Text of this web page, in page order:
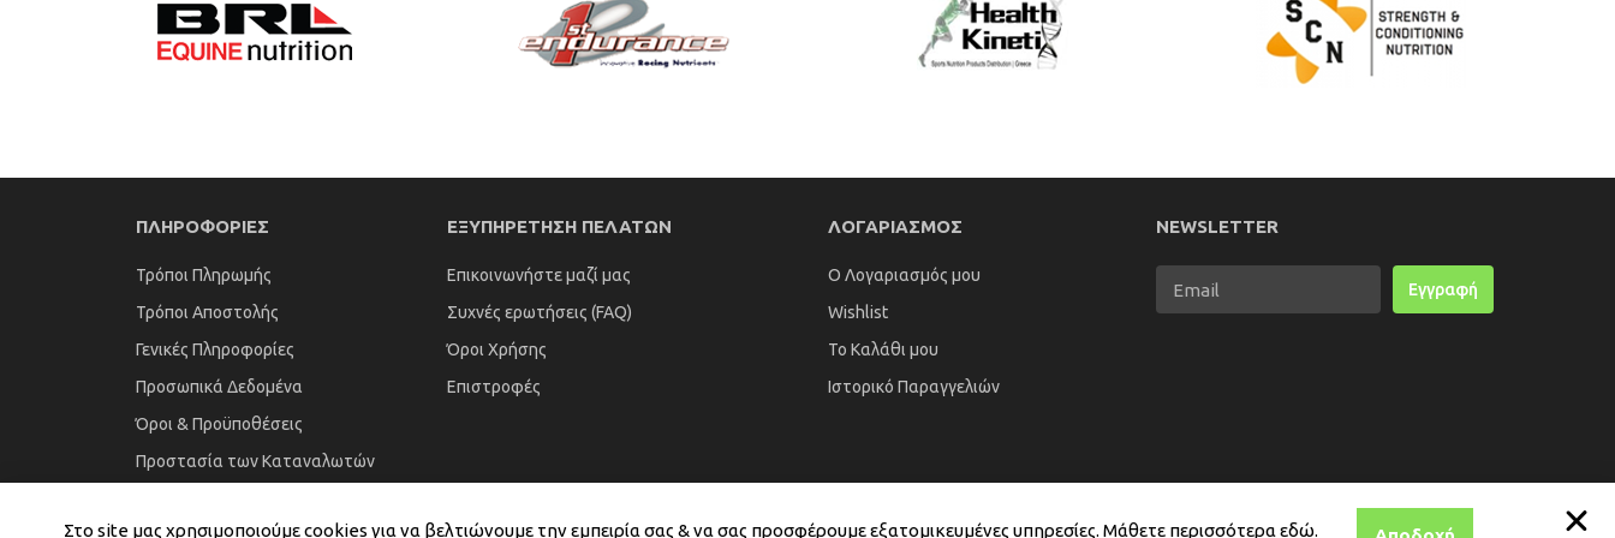
ΠΛΗΡΟΦΟΡΙΕΣ
Τρόποι Πληρωμής
Τρόποι Αποστολής
Γενικές Πληροφορίες
Προσωπικά Δεδομένα
Όροι & Προϋποθέσεις
Προστασία των Καταναλωτών
ΕΞΥΠΗΡΕΤΗΣΗ ΠΕΛΑΤΩΝ
Επικοινωνήστε μαζί μας
Συχνές ερωτήσεις (FAQ)
Όροι Χρήσης
Επιστροφές
ΛΟΓΑΡΙΑΣΜΟΣ
Ο Λογαριασμός μου
Wishlist
Το Καλάθι μου
Ιστορικό Παραγγελιών
NEWSLETTER
Εγγραφή
Στο site μας χρησιμοποιούμε cookies για να βελτιώνουμε την εμπειρία σας & να σας προσφέρουμε εξατομικευμένες υπηρεσίες. Μάθετε περισσότερα εδώ.